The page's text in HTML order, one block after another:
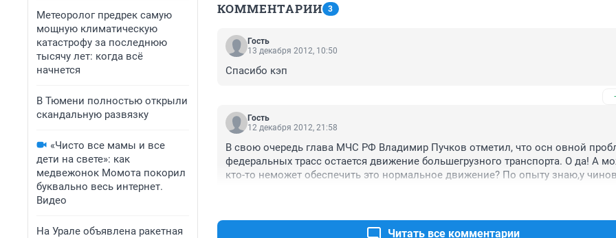
Метеоролог предрек самую
мощную климатическую
катастрофу за последнюю
тысячу лет: когда всё
начнется
В Тюмени полностью открыли
скандальную развязку
«Чисто все мамы и все
дети на свете»: как
медвежонок Момота покорил
буквально весь интернет.
Видео
На Урале объявлена ракетная
КОММЕНТАРИИ 3
Гость
13 декабря 2012, 10:50
Спасибо кэп
Гость
12 декабря 2012, 21:58
В свою очередь глава МЧС РФ Владимир Пучков отметил, что осн овной
федеральных трасс остается движение большегрузного транспорта. О да! А
кто-то неможет обеспечить это нормальное движение? По опыту знаю,у
Читать все комментарии